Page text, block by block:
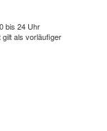
bis 24 Uhr
gilt als vorläufiger